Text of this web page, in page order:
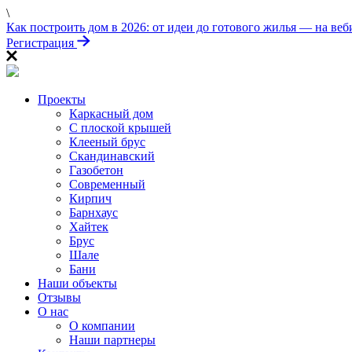
\
Как построить дом в 2026: от идеи до готового жилья — на
Регистрация
Проекты
Каркасный дом
С плоской крышей
Клееный брус
Скандинавский
Газобетон
Современный
Кирпич
Барнхаус
Хайтек
Брус
Шале
Бани
Наши объекты
Отзывы
О нас
О компании
Наши партнеры